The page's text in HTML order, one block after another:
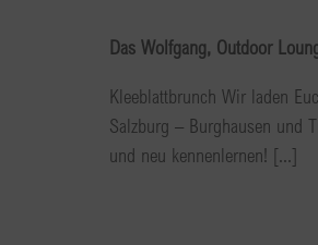
Das Wolfgang, Outdoor
Kleeblattbrunch Wir laden
Salzburg – Burghausen und
und neu kennenlernen! [...]